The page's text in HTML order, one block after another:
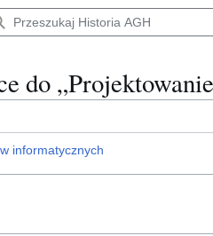
do
informatycznych